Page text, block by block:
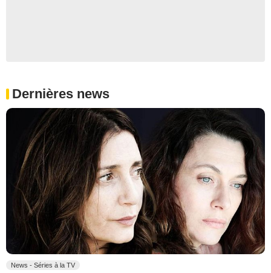
Dernières news
News - Séries à la TV